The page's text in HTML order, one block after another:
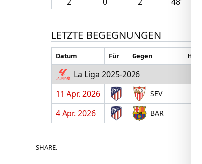
LETZTE BEGEGNUNGEN
Datum Für Gegen H/A
La Liga 2025-2026
11 Apr. 2026
SEV
4 Apr. 2026
BAR
SHARE.